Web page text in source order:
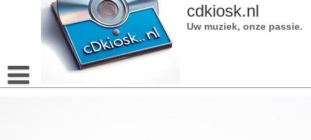
cdkiosk.nl
Uw muziek, onze passie.